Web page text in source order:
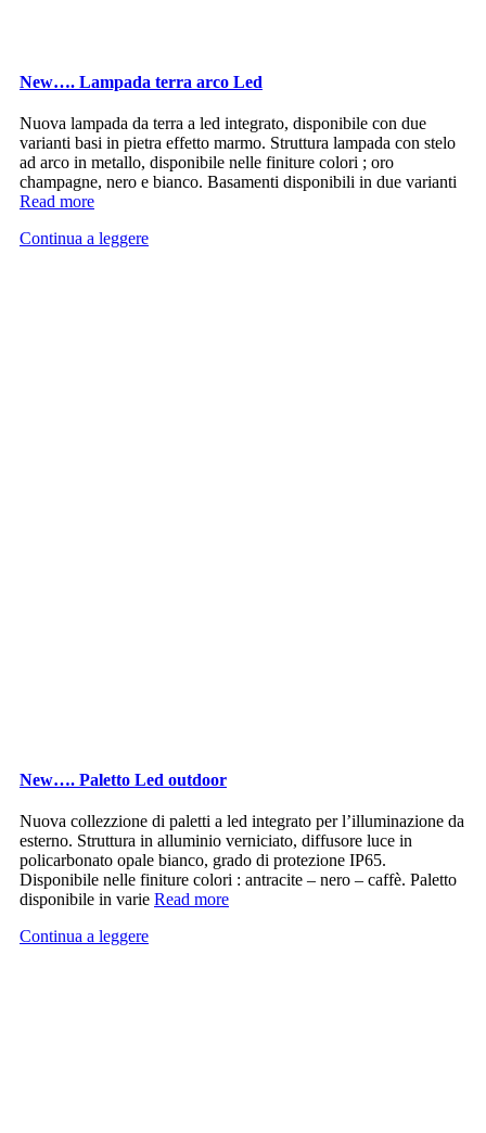
New…. Lampada terra arco Led
Nuova lampada da terra a led integrato, disponibile con due
varianti basi in pietra effetto marmo. Struttura lampada con stelo
ad arco in metallo, disponibile nelle finiture colori ; oro
champagne, nero e bianco. Basamenti disponibili in due varianti
Read more
Continua a leggere
New…. Paletto Led outdoor
Nuova collezzione di paletti a led integrato per l’illuminazione da
esterno. Struttura in alluminio verniciato, diffusore luce in
policarbonato opale bianco, grado di protezione IP65.
Disponibile nelle finiture colori : antracite – nero – caffè. Paletto
disponibile in varie Read more
Continua a leggere